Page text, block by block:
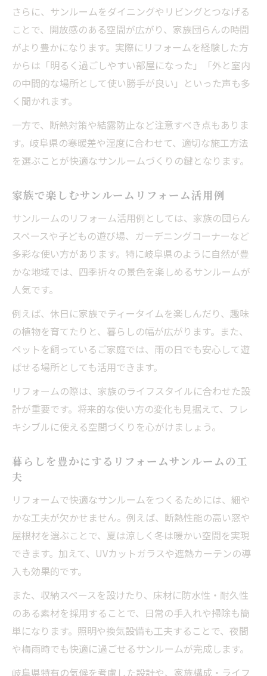
さらに、サンルームをダイニングやリビングとつなげる
ことで、開放感のある空間が広がり、家族団らんの時間
がより豊かになります。実際にリフォームを経験した方
からは「明るく過ごしやすい部屋になった」「外と室内
の中間的な場所として使い勝手が良い」といった声も多
く聞かれます。
一方で、断熱対策や結露防止など注意すべき点もありま
す。岐阜県の寒暖差や湿度に合わせて、適切な施工方法
を選ぶことが快適なサンルームづくりの鍵となります。
家族で楽しむサンルームリフォーム活用例
サンルームのリフォーム活用例としては、家族の団らん
スペースや子どもの遊び場、ガーデニングコーナーなど
多彩な使い方があります。特に岐阜県のように自然が豊
かな地域では、四季折々の景色を楽しめるサンルームが
人気です。
例えば、休日に家族でティータイムを楽しんだり、趣味
の植物を育てたりと、暮らしの幅が広がります。また、
ペットを飼っているご家庭では、雨の日でも安心して遊
ばせる場所としても活用できます。
リフォームの際は、家族のライフスタイルに合わせた設
計が重要です。将来的な使い方の変化も見据えて、フレ
キシブルに使える空間づくりを心がけましょう。
暮らしを豊かにするリフォームサンルームの工
夫
リフォームで快適なサンルームをつくるためには、細や
かな工夫が欠かせません。例えば、断熱性能の高い窓や
屋根材を選ぶことで、夏は涼しく冬は暖かい空間を実現
できます。加えて、UVカットガラスや遮熱カーテンの導
入も効果的です。
また、収納スペースを設けたり、床材に防水性・耐久性
のある素材を採用することで、日常の手入れや掃除も簡
単になります。照明や換気設備も工夫することで、夜間
や梅雨時でも快適に過ごせるサンルームが完成します。
岐阜県特有の気候を考慮した設計や、家族構成・ライフ